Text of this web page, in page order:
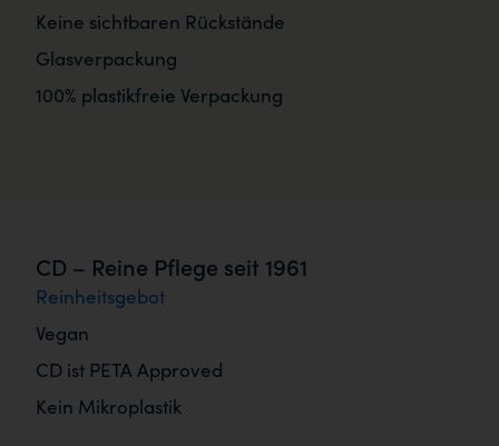
Keine sichtbaren Rückstände
Glasverpackung
100% plastikfreie Verpackung
CD – Reine Pflege seit 1961
Reinheitsgebot
Vegan
CD ist PETA Approved
Kein Mikroplastik